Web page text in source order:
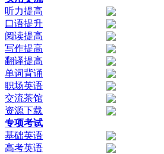
听力提高
口语提升
阅读提高
写作提高
翻译提高
单词背诵
职场英语
交流茶馆
资源下载
专项考试
基础英语
高考英语